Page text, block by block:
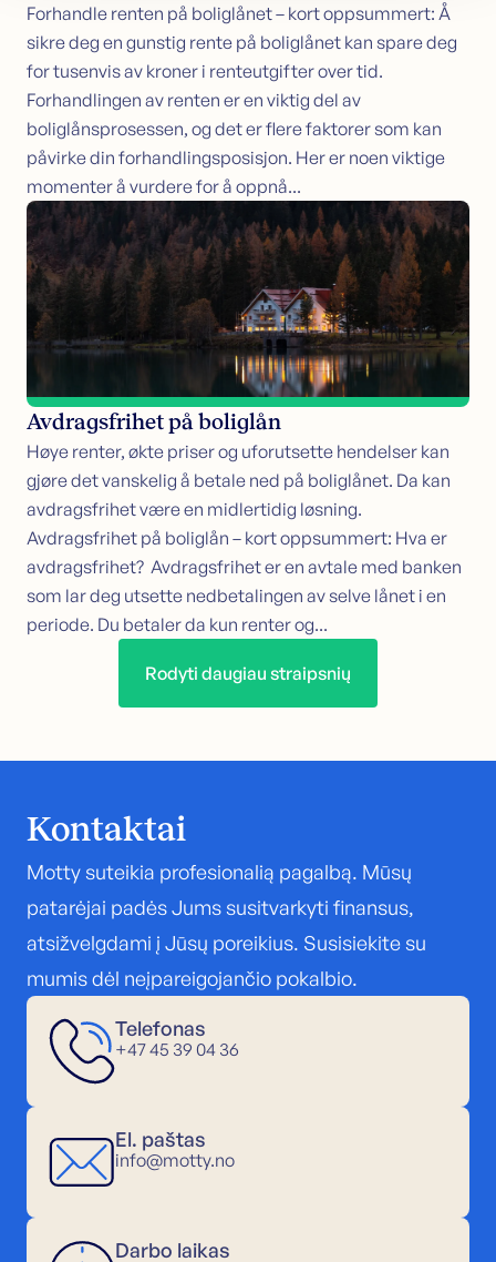
Forhandle renten på boliglånet – kort oppsummert: Å
sikre deg en gunstig rente på boliglånet kan spare deg
for tusenvis av kroner i renteutgifter over tid.
Forhandlingen av renten er en viktig del av
boliglånsprosessen, og det er flere faktorer som kan
påvirke din forhandlingsposisjon. Her er noen viktige
momenter å vurdere for å oppnå...
Avdragsfrihet på boliglån
Høye renter, økte priser og uforutsette hendelser kan
gjøre det vanskelig å betale ned på boliglånet. Da kan
avdragsfrihet være en midlertidig løsning.
Avdragsfrihet på boliglån – kort oppsummert: Hva er
avdragsfrihet? Avdragsfrihet er en avtale med banken
som lar deg utsette nedbetalingen av selve lånet i en
periode. Du betaler da kun renter og...
Rodyti daugiau straipsnių
Kontaktai
Motty suteikia profesionalią pagalbą. Mūsų
patarėjai padės Jums susitvarkyti finansus,
atsižvelgdami į Jūsų poreikius. Susisiekite su
mumis dėl neįpareigojančio pokalbio.
Telefonas
+47 45 39 04 36
El. paštas
info@motty.no
Darbo laikas